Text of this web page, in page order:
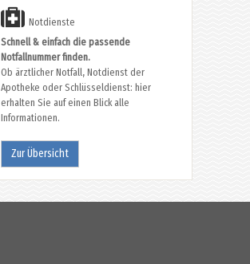
Notdienste
Schnell & einfach die passende
Notfallnummer finden.
Ob ärztlicher Notfall, Notdienst der
Apotheke oder Schlüsseldienst: hier
erhalten Sie auf einen Blick alle
Informationen.
Zur Übersicht